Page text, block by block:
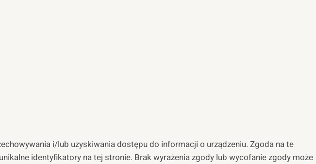
i/lub uzyskiwania dostępu do informacji o urządzeniu. Zgoda na te
identyfikatory na tej stronie. Brak wyrażenia zgody lub wycofanie zgody może